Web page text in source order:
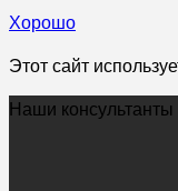
Хорошо
Этот сайт
Наши